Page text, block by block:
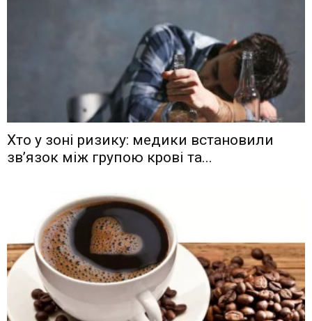
Хто у зоні ризику: медики встановили
зв’язок між групою крові та...